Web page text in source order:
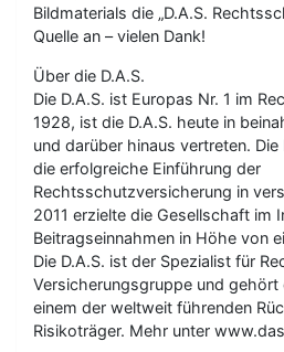
Bildmaterials die „D.A.S.
Quelle an – vielen Dank!
Über die D.A.S.
Die D.A.S. ist Europas Nr. 1 im
1928, ist die D.A.S. heute in
und darüber hinaus vertreten.
die erfolgreiche Einführung der
Rechtsschutzversicherung in
2011 erzielte die Gesellschaft im
Beitragseinnahmen in Höhe von
Die D.A.S. ist der Spezialist für
Versicherungsgruppe und gehört
einem der weltweit führenden
Risikoträger. Mehr unter